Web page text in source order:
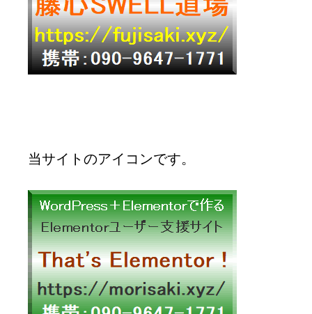
当サイトのアイコンです。